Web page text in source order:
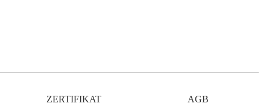
ZERTIFIKAT AGB